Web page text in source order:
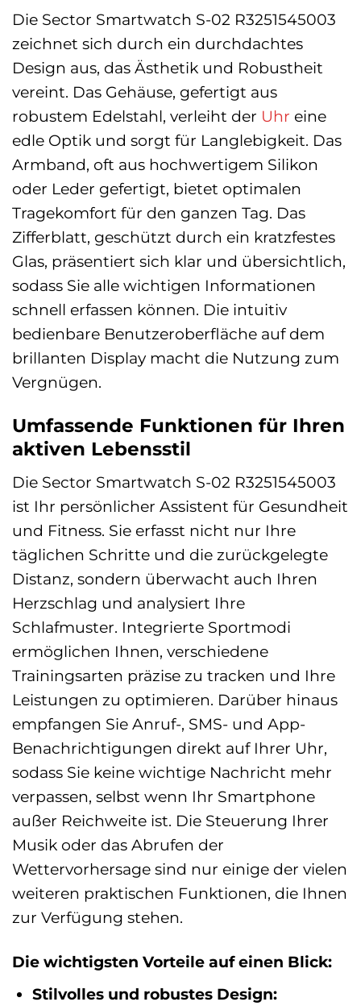
Die Sector Smartwatch S-02 R3251545003
zeichnet sich durch ein durchdachtes
Design aus, das Ästhetik und Robustheit
vereint. Das Gehäuse, gefertigt aus
robustem Edelstahl, verleiht der Uhr eine
edle Optik und sorgt für Langlebigkeit. Das
Armband, oft aus hochwertigem Silikon
oder Leder gefertigt, bietet optimalen
Tragekomfort für den ganzen Tag. Das
Zifferblatt, geschützt durch ein kratzfestes
Glas, präsentiert sich klar und übersichtlich,
sodass Sie alle wichtigen Informationen
schnell erfassen können. Die intuitiv
bedienbare Benutzeroberfläche auf dem
brillanten Display macht die Nutzung zum
Vergnügen.
Umfassende Funktionen für Ihren
aktiven Lebensstil
Die Sector Smartwatch S-02 R3251545003
ist Ihr persönlicher Assistent für Gesundheit
und Fitness. Sie erfasst nicht nur Ihre
täglichen Schritte und die zurückgelegte
Distanz, sondern überwacht auch Ihren
Herzschlag und analysiert Ihre
Schlafmuster. Integrierte Sportmodi
ermöglichen Ihnen, verschiedene
Trainingsarten präzise zu tracken und Ihre
Leistungen zu optimieren. Darüber hinaus
empfangen Sie Anruf-, SMS- und App-
Benachrichtigungen direkt auf Ihrer Uhr,
sodass Sie keine wichtige Nachricht mehr
verpassen, selbst wenn Ihr Smartphone
außer Reichweite ist. Die Steuerung Ihrer
Musik oder das Abrufen der
Wettervorhersage sind nur einige der vielen
weiteren praktischen Funktionen, die Ihnen
zur Verfügung stehen.
Die wichtigsten Vorteile auf einen Blick:
Stilvolles und robustes Design: